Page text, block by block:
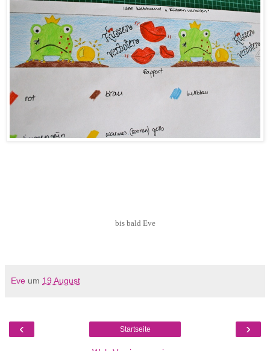
bis bald Eve
Eve um 19 August
‹ ›
Startseite